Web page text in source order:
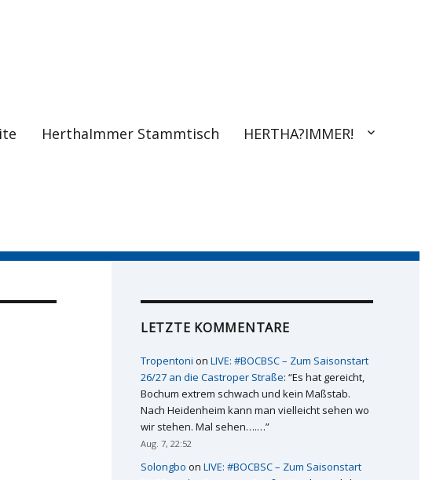
HerthaImmer Stammtisch HERTHA?IMMER!
LETZTE KOMMENTARE
Tropentoni on LIVE: #BOCBSC – Zum Saisonstart
26/27 an die Castroper Straße: “Es hat gereicht,
Bochum extrem schwach und kein Maßstab.
Nach Heidenheim kann man vielleicht sehen wo
wir stehen. Mal sehen….…”
Aug. 7, 22:52
Solongbo on LIVE: #BOCBSC – Zum Saisonstart